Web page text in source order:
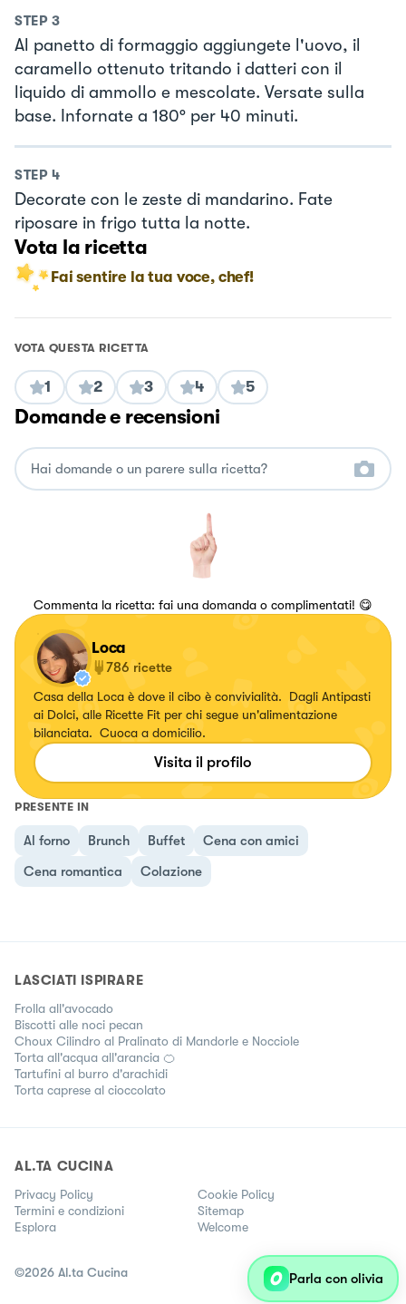
STEP 3
Al panetto di formaggio aggiungete l'uovo, il
caramello ottenuto tritando i datteri con il
liquido di ammollo e mescolate. Versate sulla
base. Infornate a 180° per 40 minuti.
STEP 4
Decorate con le zeste di mandarino. Fate
riposare in frigo tutta la notte.
Vota la ricetta
Fai sentire la tua voce, chef!
VOTA QUESTA RICETTA
1 2 3 4 5
Domande e recensioni
Commenta la ricetta: fai una domanda o complimentati! 😋
Loca
786 ricette
Casa della Loca è dove il cibo è convivialità. Dagli Antipasti
ai Dolci, alle Ricette Fit per chi segue un'alimentazione
bilanciata. Cuoca a domicilio.
Visita il profilo
PRESENTE IN
Al forno Brunch Buffet
Cena con amici
Cena romantica
Colazione
LASCIATI ISPIRARE
Frolla all'avocado
Biscotti alle noci pecan
Choux Cilindro al Pralinato di Mandorle e Nocciole
Torta all'acqua all'arancia 🍊
Tartufini al burro d'arachidi
Torta caprese al cioccolato
AL.TA CUCINA
Privacy Policy
Cookie Policy
Termini e condizioni
Sitemap
Esplora
Welcome
©2026 Al.ta Cucina Parla con olivia